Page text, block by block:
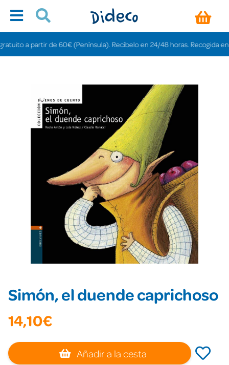
a partir de 60€ (Península). Recíbelo en 24/48 horas. Recogida en
Simón, el duende caprichoso
14,10€
Añadir a la cesta